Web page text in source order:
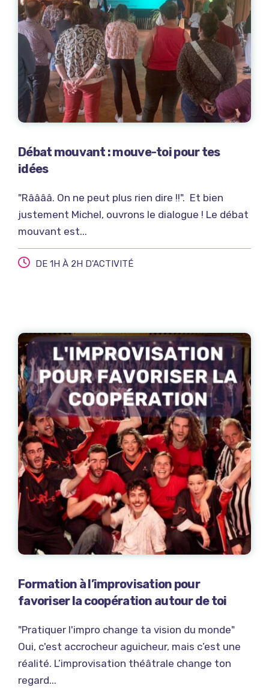
Débat mouvant : mouve-toi pour tes
idées
"Rââââ. On ne peut plus rien dire !!". Et bien
justement Michel, ouvrons le dialogue ! Le débat
mouvant est...
DE 1H À 2H D'ACTIVITÉ
Formation à l’improvisation pour
favoriser la coopération autour de toi
"Pratiquer l'impro change ta vision du monde"
Oui, c'est accrocheur aguicheur, mais c’est une
réalité. L’improvisation théâtrale change ton
regard...